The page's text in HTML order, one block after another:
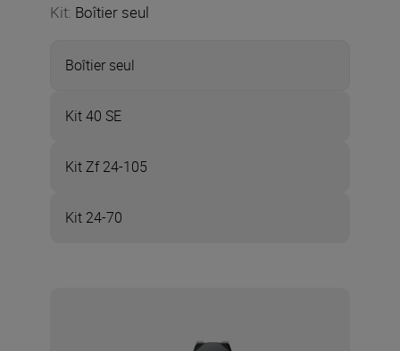
Kit: Boîtier seul
Boîtier seul
Kit 40 SE
Kit Zf 24-105
Kit 24-70